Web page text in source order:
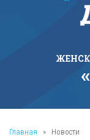
Главная » Новости